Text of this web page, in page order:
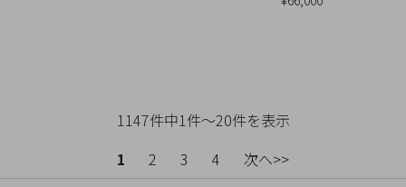
1147件中1件～20件を表示
1
2 3 4 次へ>>